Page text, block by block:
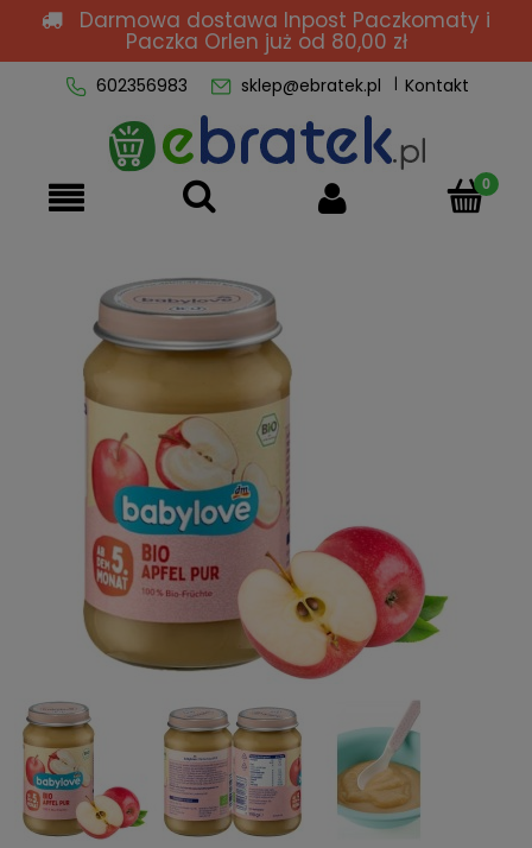
Darmowa dostawa Inpost Paczkomaty i
Paczka Orlen już od 80,00 zł
602356983 sklep@ebratek.pl Kontakt